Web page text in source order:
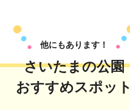
他にもあります！
さいたまの公園
おすすめスポット